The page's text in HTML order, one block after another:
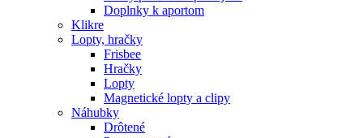
Doplnky k aportom
Klikre
Lopty, hračky
Frisbee
Hračky
Lopty
Magnetické lopty a clipy
Náhubky
Drôtené